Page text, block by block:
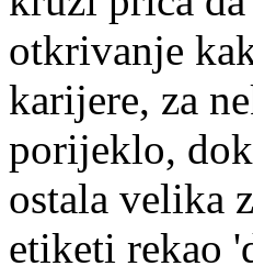
otkrivanje
karijere, za
porijeklo,
ostala velika
etiketi rekao